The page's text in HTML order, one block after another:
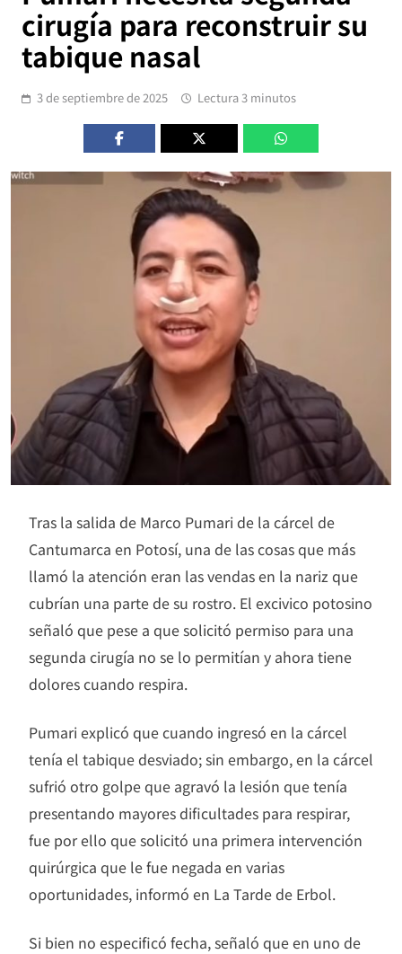
cirugía para reconstruir su
tabique nasal
3 de septiembre de 2025 Lectura 3 minutos
Tras la salida de Marco Pumari de la cárcel de
Cantumarca en Potosí, una de las cosas que más
llamó la atención eran las vendas en la nariz que
cubrían una parte de su rostro. El excivico potosino
señaló que pese a que solicitó permiso para una
segunda cirugía no se lo permitían y ahora tiene
dolores cuando respira.
Pumari explicó que cuando ingresó en la cárcel
tenía el tabique desviado; sin embargo, en la cárcel
sufrió otro golpe que agravó la lesión que tenía
presentando mayores dificultades para respirar,
fue por ello que solicitó una primera intervención
quirúrgica que le fue negada en varias
oportunidades, informó en La Tarde de Erbol.
Si bien no especificó fecha, señaló que en uno de